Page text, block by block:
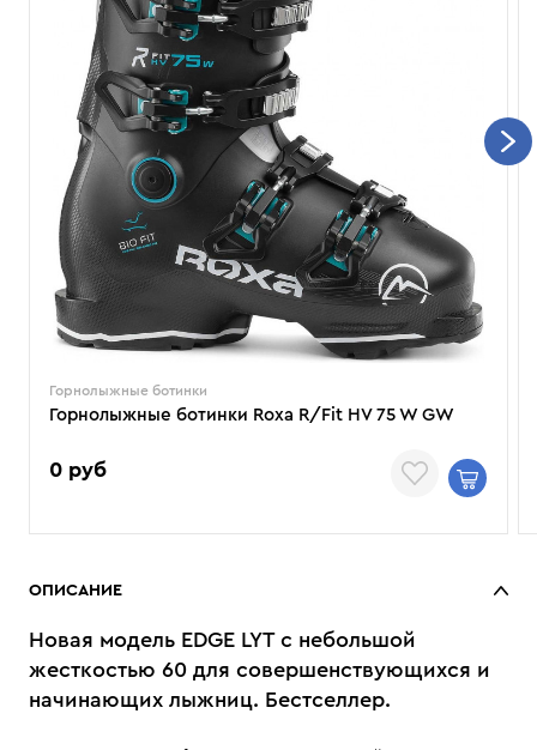
Горнолыжные ботинки
Горнолыжные ботинки Roxa R/Fit HV 75 W GW
0 руб
ОПИСАНИЕ
Новая модель EDGE LYT с небольшой
жесткостью 60 для совершенствующихся и
начинающих лыжниц. Бестселлер.